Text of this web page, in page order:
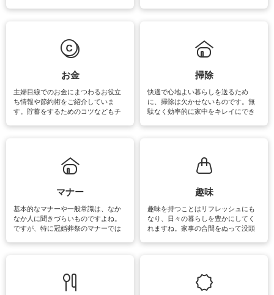
マットなどの大きな洗濯物も、正し
い洗い方をすれば自宅で洗うことが
報やお悩み解消のための情報をご紹
お金
主婦目線でのお金にまつわるお役立
ち情報や節約術をご紹介していま
す。貯蓄をするためのコツなどもチ
掃除
快適で心地よい暮らしを送るため
に、掃除は欠かせないものです。無
駄なく効率的に家中をキレイにでき
るお悩みを解消できるお役立ち情報
がたくさんあります。
マナー
基本的なマナーや一般常識は、なか
なか人に聞きづらいものですよね。
ですが、特に冠婚葬祭のマナーでは
趣味
趣味を持つことはリフレッシュにも
なり、日々の暮らしを豊かにしてく
れますね。家事の合間をぬって没頭
楽しめそうな趣味に関する情報をご
紹介しています。